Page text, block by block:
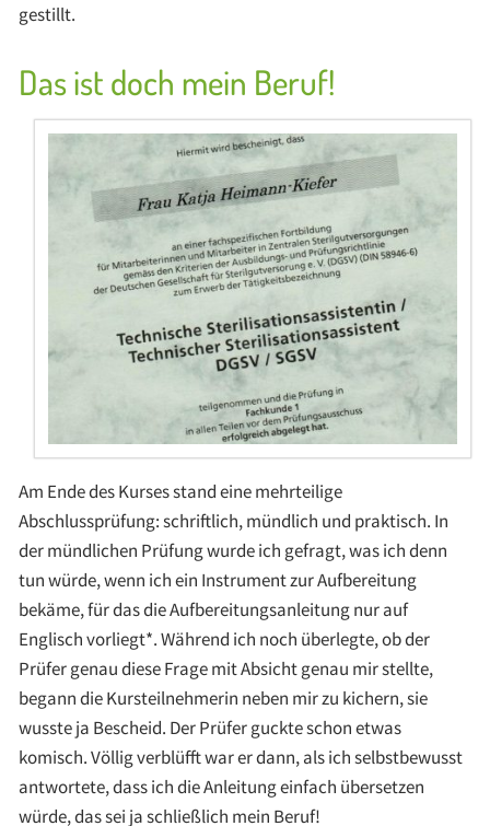
gestillt.
Das ist doch mein Beruf!
Am Ende des Kurses stand eine mehrteilige
Abschlussprüfung: schriftlich, mündlich und praktisch. In
der mündlichen Prüfung wurde ich gefragt, was ich denn
tun würde, wenn ich ein Instrument zur Aufbereitung
bekäme, für das die Aufbereitungsanleitung nur auf
Englisch vorliegt*. Während ich noch überlegte, ob der
Prüfer genau diese Frage mit Absicht genau mir stellte,
begann die Kursteilnehmerin neben mir zu kichern, sie
wusste ja Bescheid. Der Prüfer guckte schon etwas
komisch. Völlig verblüfft war er dann, als ich selbstbewusst
antwortete, dass ich die Anleitung einfach übersetzen
würde, das sei ja schließlich mein Beruf!